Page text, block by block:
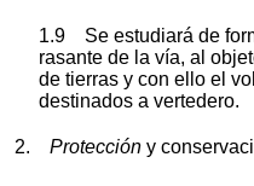
1.9 Se estudiará de
rasante de la vía, al
de tierras y con ello el
destinados a vertedero.
2. Proteccióny